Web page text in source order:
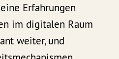
Erfahrungen
im digitalen Raum
weiter, und